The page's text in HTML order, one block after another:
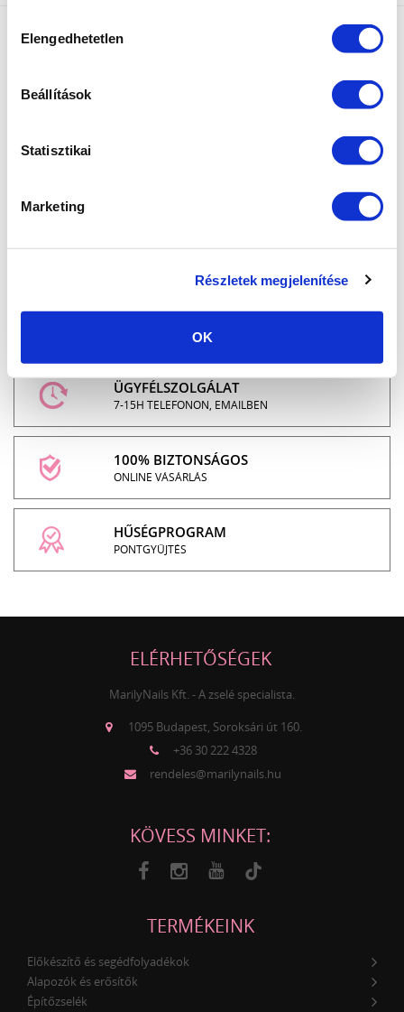
kiválasztása
Elengedhetetlen
Beállítások
Statisztikai
Marketing
Részletek megjelenítése
OK
MARILYNAILS, A ZSELÉ SPECIALISTA: Modern és
megbízható zselék és gél lakkok azoknak a
akik kedvező ár mellett szeretnének minőségi
INGYENES SZÁLLÍTÁS
24.990 FT FELETT
ÜGYFÉLSZOLGÁLAT
7-15H TELEFONON, EMAILBEN
100% BIZTONSÁGOS
ONLINE VÁSÁRLÁS
HŰSÉGPROGRAM
PONTGYŰJTÉS
ELÉRHETŐSÉGEK
MarilyNails Kft. - A zselé specialista.
1095 Budapest, Soroksári út 160.
+36 30 222 4328
rendeles@marilynails.hu
KÖVESS MINKET:
TERMÉKEINK
Előkészítő és segédfolyadékok
Alapozók és erősítők
Építőzselék